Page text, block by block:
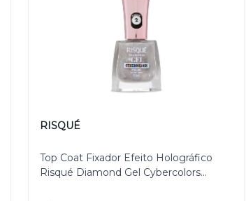
RISQUÉ
Top Coat Fixador Efeito Holográfico
Risqué Diamond Gel Cybercolors